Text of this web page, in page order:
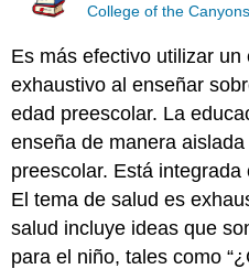
College of the Canyons
Es más efectivo utilizar
exhaustivo al enseñar
edad preescolar. La
enseña de manera
preescolar. Está
El tema de salud es
salud incluye ideas que
para el niño, tales como